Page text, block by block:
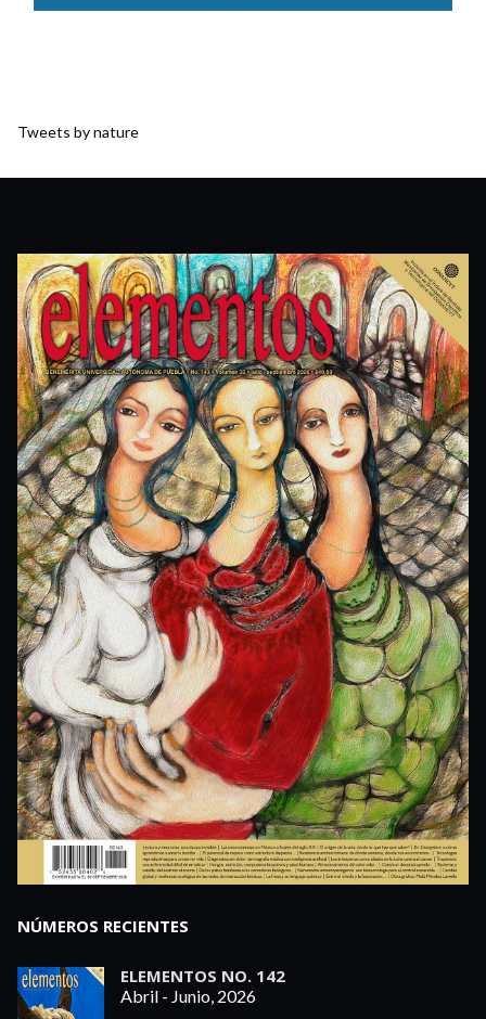
Tweets by nature
NÚMEROS RECIENTES
ELEMENTOS NO. 142
Abril - Junio, 2026